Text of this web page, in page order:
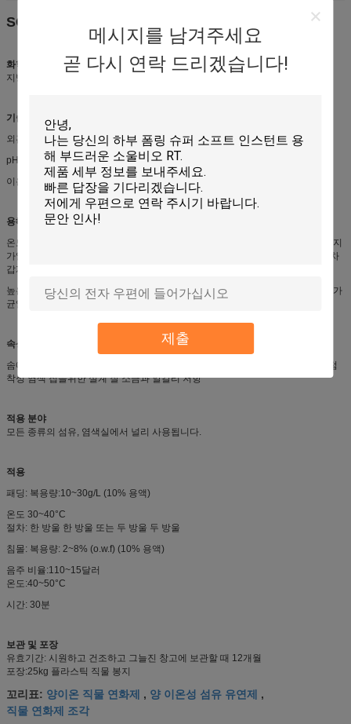
메시지를 남겨주세요
곧 다시 연락 드리겠습니다!
제출
SOULBIO RT-X (채색용 가구 완화제)
화학적 성분
지방산 이미다졸린 화합물
기술 사양
외관:백 노란색 껍질
pH 값:3.5·5.5 (10% 용액)
이온성:카티온성
용해 방법
온도 상승: 5-10%의 비율로 물 (실 온도) 에 단풍을 점차 추가하고, 70 ~ 75 °C까지
가열하고, 단풍이 균일한 페이스트가 될 때까지 30 ~ 60 분 동안 다시 섞습니다.차
갑게 차갑게.
높은 온도: 물 (70 ~ 75 ° C) 에 잎자루를 5-10%의 비율로 점차 추가하고, 잎자루가
균일한 페이스트가 될 때까지 30-60분 동안 다시 섞고, 냉각합니다.
속성
솜에 탁월한 푹신하고 부드럽고 부드러운 손 느낌을 부여 하 고 폼이 적고 낮은 점
착성 염색 집을위한 설계 잘 소금과 알칼리 저항
적용 분야
모든 종류의 섬유, 염색실에서 널리 사용됩니다.
적용
패딩: 복용량:10~30g/L (10% 용액)
온도 30~40°C
절차: 한 방울 한 방울 또는 두 방울 두 방울
침몰: 복용량: 2~8% (o.w.f) (10% 용액)
음주 비율:110~15달러
온도:40~50°C
시간: 30분
보관 및 포장
유효기간: 시원하고 건조하고 그늘진 창고에 보관할 때 12개월
포장:25kg 플라스틱 직물 봉지
꼬리표: 양이온 직물 연화제 , 양 이온성 섬유 유연제 ,
직물 연화제 조각